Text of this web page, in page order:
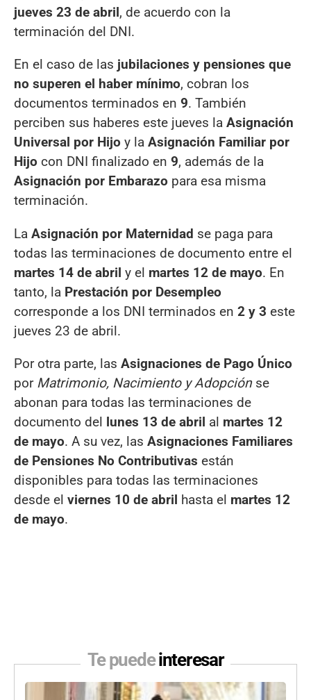
jueves 23 de abril, de acuerdo con la
terminación del DNI.
En el caso de las jubilaciones y pensiones que
no superen el haber mínimo, cobran los
documentos terminados en 9. También
perciben sus haberes este jueves la Asignación
Universal por Hijo y la Asignación Familiar por
Hijo con DNI finalizado en 9, además de la
Asignación por Embarazo para esa misma
terminación.
La Asignación por Maternidad se paga para
todas las terminaciones de documento entre el
martes 14 de abril y el martes 12 de mayo. En
tanto, la Prestación por Desempleo
corresponde a los DNI terminados en 2 y 3 este
jueves 23 de abril.
Por otra parte, las Asignaciones de Pago Único
por Matrimonio, Nacimiento y Adopciónse
abonan para todas las terminaciones de
documento del lunes 13 de abril al martes 12
de mayo. A su vez, las Asignaciones Familiares
de Pensiones No Contributivas están
disponibles para todas las terminaciones
desde el viernes 10 de abril hasta el martes 12
de mayo.
Te puedeinteresar